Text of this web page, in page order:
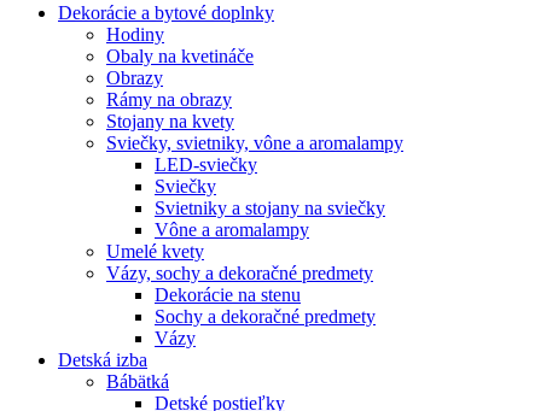
Dekorácie a bytové doplnky
Hodiny
Obaly na kvetináče
Obrazy
Rámy na obrazy
Stojany na kvety
Sviečky, svietniky, vône a aromalampy
LED-sviečky
Sviečky
Svietniky a stojany na sviečky
Vône a aromalampy
Umelé kvety
Vázy, sochy a dekoračné predmety
Dekorácie na stenu
Sochy a dekoračné predmety
Vázy
Detská izba
Bábätká
Detské postieľky